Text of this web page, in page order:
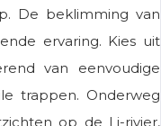
De beklimming van
ervaring. Kies uit
van eenvoudige
trappen. Onderweg
op de Li-rivier,